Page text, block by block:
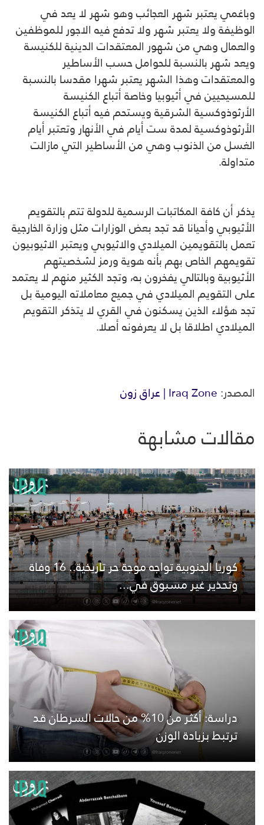
وباغمي يعتبر شهر العجائب وهو شهر لا يعد في
الوظيفة ولا يعتبر شهر ولا تدفع فيه الاجور للموظفين
والعمال وهي من شهور المعتقدات الدينية للكنيسة
ويعد شهر بالنسبة للحوامل حسب الأساطير
والمعتقدات وهذا الشهر يعتبر شهرا مقدسا بالنسبة
للمسيحيين في أثيوبيا وخاصة أتباع الكنيسة
الأرثوذوكسية الشرقية ويستحم فيه أتباع الكنيسة
الأرثوذوكسية لمدة ست أيام في الأنهار وتعتبر أيام
الغسل من الذنوب وهي من الأساطير التي مازالت
متداولة.
يذكر أن كافة المكاتبات الرسمية للدولة تتم بالتقويم
الأثيوبي وأحيانا قد تجد بعض الوزارات مثل وزارة الخارجية
تعمل بالتقويمين الميلادي والاثيوبي ويعتبر الاثيوبيون
تقويمهم الخاص بهم بأنه هوية ورمز لشخصيتهم
الأثيوبية وبالتالي يفخرون به، وتجد الكثير منهم لا يعتمد
على التقويم الميلادي في جميع معاملاته اليومية بل
تجد هؤلاء الذين يسكنون في القري لا يتذكر التقويم
الميلادي اطلاقا بل لا يعرفونه أصلا.
المصدر:Iraq Zone | عراق زون
مقالات مشابهة
كوريا الجنوبية تواجه موجة حر تاريخية.. 16 وفاة
وتحذير غير مسبوق في...
دراسة: أكثر من 10% من حالات السرطان قد
ترتبط بزيادة الوزن